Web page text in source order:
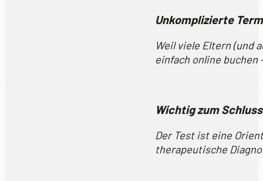
Unkomplizierte
Weil viele Eltern (und
einfach online buchen
Wichtig zum Schluss
Der Test ist eine
therapeutische